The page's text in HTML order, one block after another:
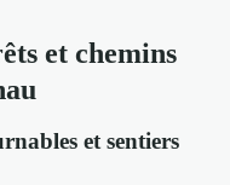
et chemins
et sentiers